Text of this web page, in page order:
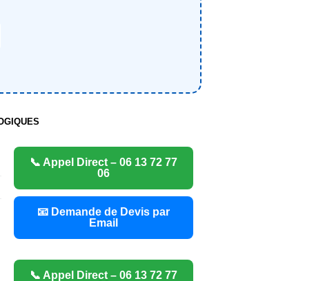
📞 Appel Direct – 06 13 72 77
06
📧 Demande de Devis par
Email
📞 Appel Direct – 06 13 72 77